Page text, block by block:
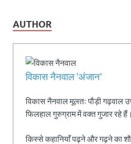
AUTHOR
विकास नैनवाल 'अंजान'
विकास नैनवाल मूलतः पौड़ी गढ़वाल
फिलहाल गुरुग्राम में वक्त गुजार रहे हैं।
किस्से कहानियाँ पढ़ने और गढ़ने का